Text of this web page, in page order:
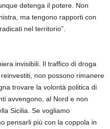
detenga il potere. Non
ma tengono rapporti con
nel territorio”.
invisibili. Il traffico di droga
non possono rimanere
trovare la volontà politica di
avvengono, al Nord e non
Sicilia. Se vogliamo
pensarli più con la coppola in